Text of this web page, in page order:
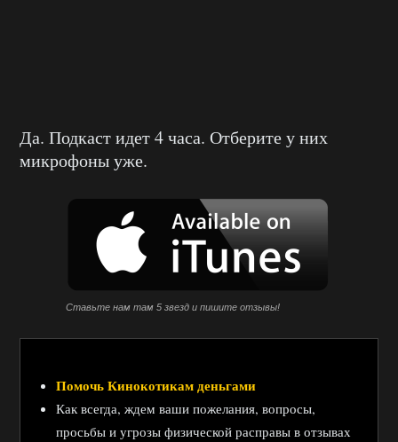
Да. Подкаст идет 4 часа. Отберите у них
микрофоны уже.
Ставьте нам там 5 звезд и пишите отзывы!
Помочь Кинокотикам деньгами
Как всегда, ждем ваши пожелания, вопросы,
просьбы и угрозы физической расправы в отзывах